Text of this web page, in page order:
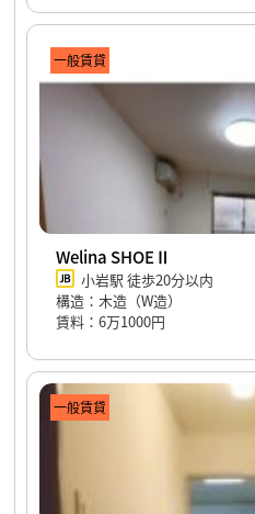
一般賃貸
Welina SHOEⅡ
小岩駅 徒歩20分以内
構造：木造（W造）
賃料：6万1000円
一般賃貸